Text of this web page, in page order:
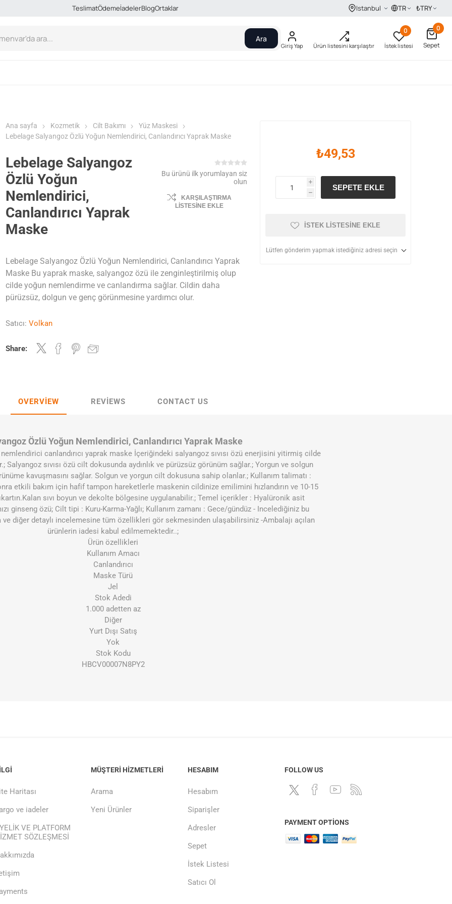
TeslimatÖdemeİadelerBlogOrtaklar Istanbul TR ₺TRY
Ara
Giriş Yap Ürün listesini karşılaştır İstek listesi
0
0
Sepet
Ana sayfa Kozmetik Cilt Bakımı
Yüz Maskesi
Lebelage Salyangoz Özlü Yoğun Nemlendirici, Canlandırıcı Yaprak Maske
Lebelage Salyangoz
Özlü Yoğun
Nemlendirici,
Canlandırıcı Yaprak
Maske
Bu ürünü ilk yorumlayan siz
olun
KARŞILAŞTIRMA
LISTESINE EKLE
Lebelage Salyangoz Özlü Yoğun Nemlendirici, Canlandırıcı Yaprak
Maske Bu yaprak maske, salyangoz özü ile zenginleştirilmiş olup
cilde yoğun nemlendirme ve canlandırma sağlar. Cildin daha
pürüzsüz, dolgun ve genç görünmesine yardımcı olur.
Satıcı: Volkan
Share:
₺49,53
i
h
SEPETE EKLE
İSTEK LISTESINE EKLE
Lütfen gönderim yapmak istediğiniz adresi seçin
OVERVIEW REVIEWS CONTACT US
Özlü Yoğun Nemlendirici, Canlandırıcı Yaprak Maske
nemlendirici canlandırıcı yaprak maske İçeriğindeki salyangoz sıvısı özü enerjisini yitirmiş cilde
Salyangoz sıvısı özü cilt dokusunda aydınlık ve pürüzsüz görünüm sağlar.; Yorgun ve solgun
kavuşmasını sağlar. Solgun ve yorgun cilt dokusuna sahip olanlar.; Kullanım talimatı :
etkili bakım için hafif tampon hareketlerle maskenin cildinize emilimini hızlandırın ve 10-15
sıvı boyun ve dekolte bölgesine uygulanabilir.; Temel içerikler : Hyalüronik asit
ginseng özü; Cilt tipi : Kuru-Karma-Yağlı; Kullanım zamanı : Gece/gündüz - Incelediğiniz bu
ve diğer detaylı incelemesine tüm özellikleri gör sekmesinden ulaşabilirsiniz -Ambalajı açılan
ürünlerin iadesi kabul edilmemektedir..;
Ürün özellikleri
Kullanım Amacı
Canlandırıcı
Maske Türü
Jel
Stok Adedi
1.000 adetten az
Diğer
Yurt Dışı Satış
Yok
Stok Kodu
HBCV00007N8PY2
Haritası
ve iadeler
VE PLATFORM
SÖZLEŞMESİ
MÜŞTERI HIZMETLERI
Arama
Yeni Ürünler
HESABIM
Hesabım
Siparişler
Adresler
Sepet
İstek Listesi
Satıcı Ol
FOLLOW US
PAYMENT OPTIONS